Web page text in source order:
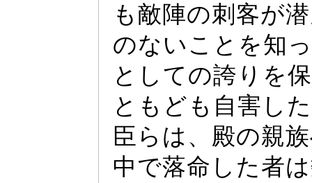
も敵陣の刺客が
のないことを知 っ
としての誇りを
ともども自害し
臣らは、殿の親
中で落命した者